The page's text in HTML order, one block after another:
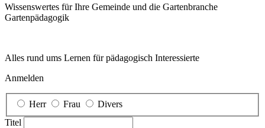
Wissenswertes für Ihre Gemeinde und die Gartenbranche
Garten­pädagogik
Alles rund ums Lernen für pädagogisch Interessierte
Anmelden
Herr Frau
Divers
Titel